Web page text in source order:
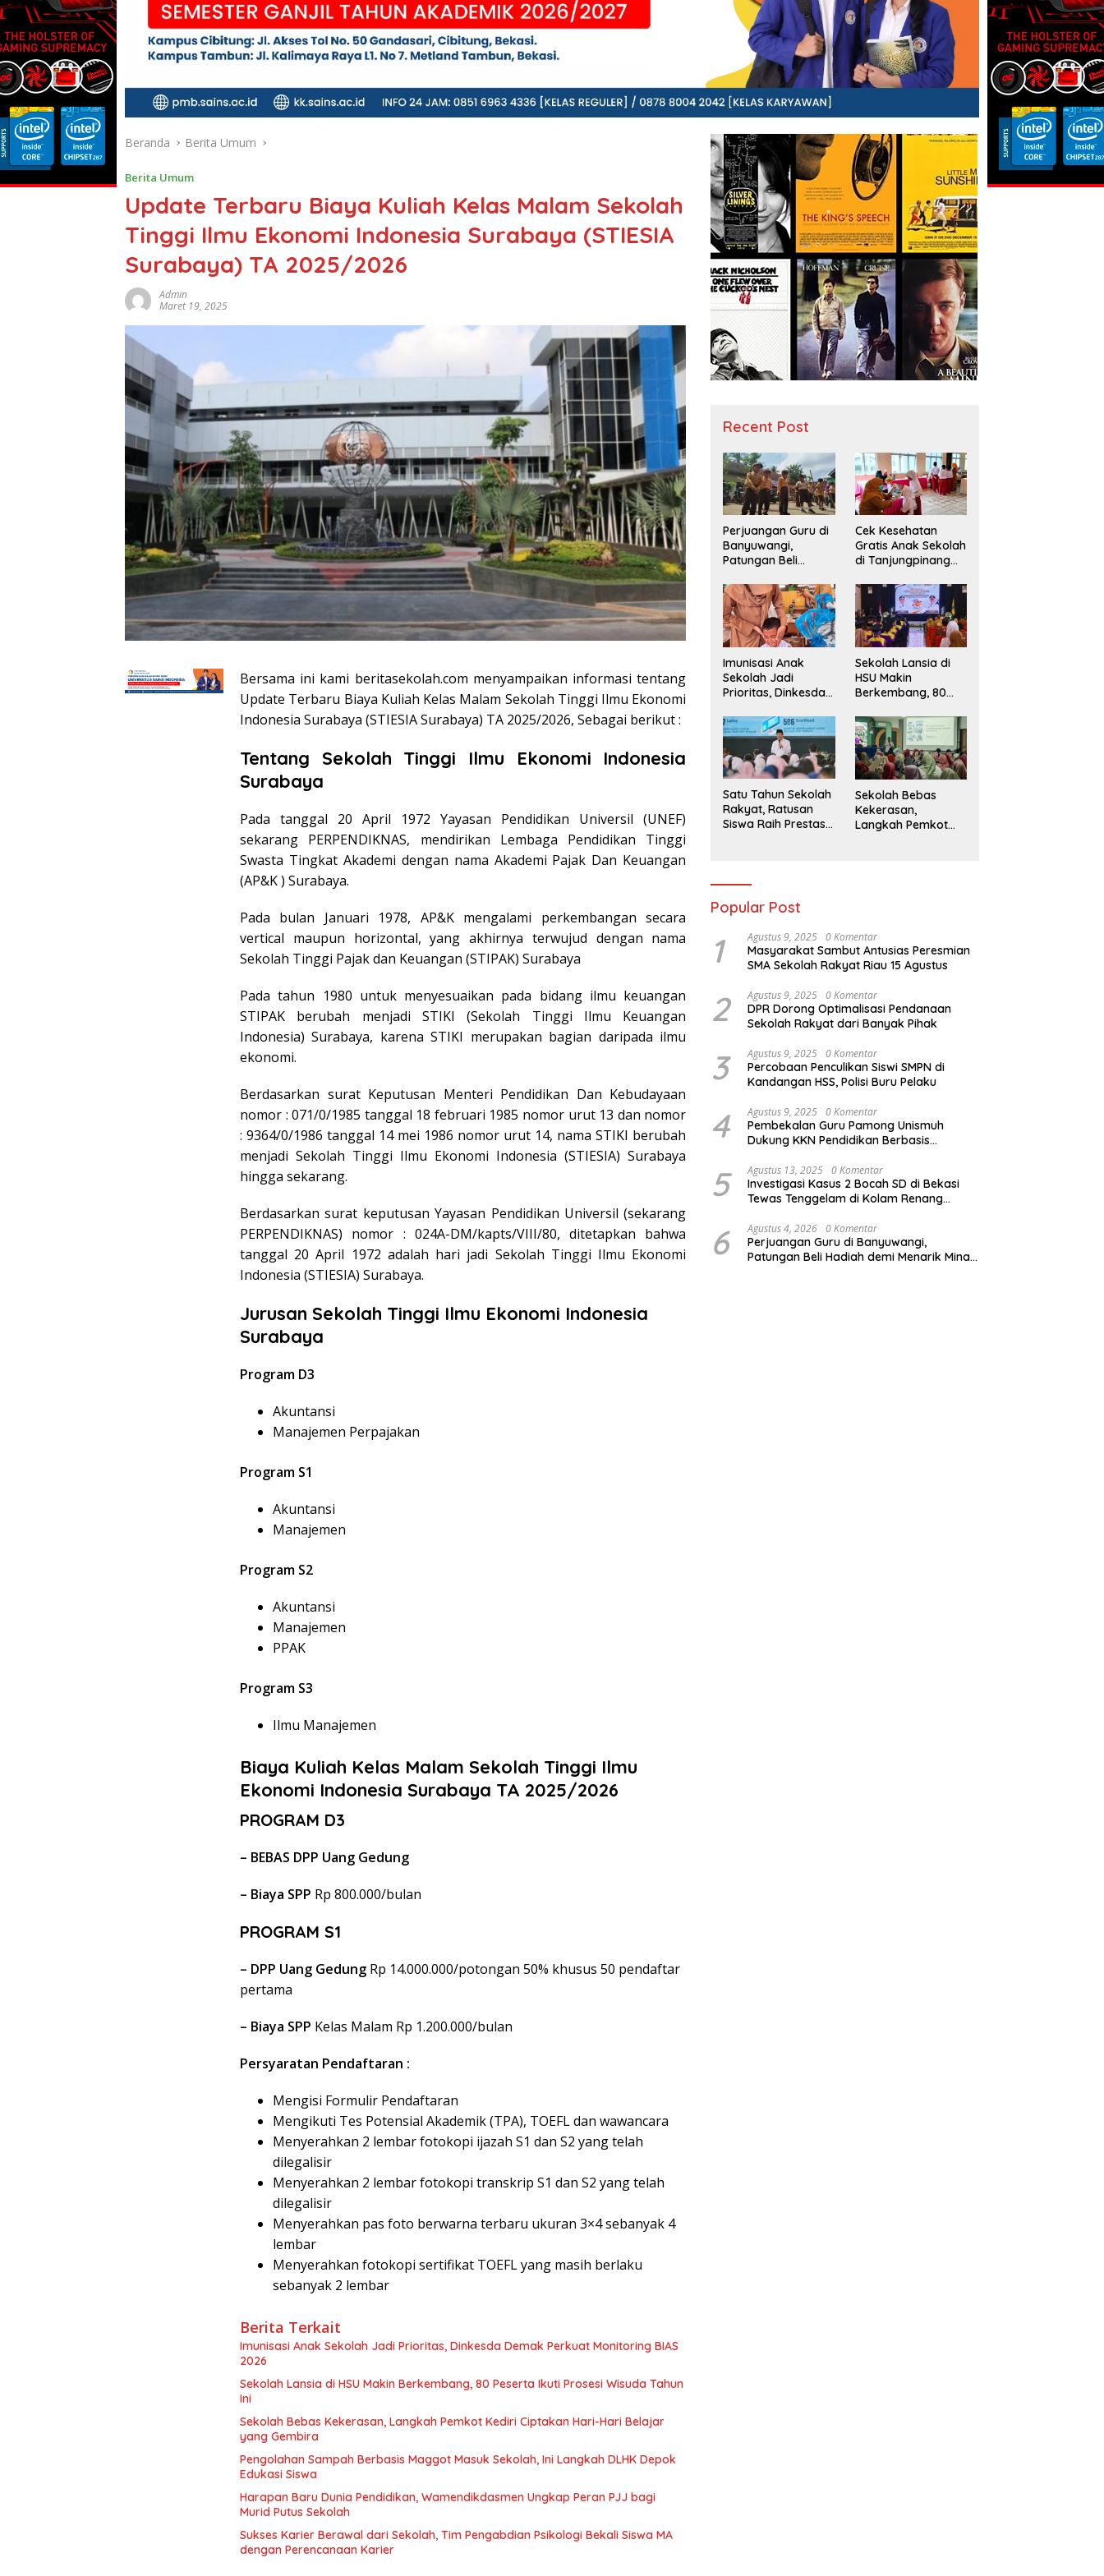
Beranda Berita Umum
Berita Umum
Update Terbaru Biaya Kuliah Kelas Malam Sekolah
Tinggi Ilmu Ekonomi Indonesia Surabaya (STIESIA
Surabaya) TA 2025/2026
Admin
Maret 19, 2025
Bersama ini kami beritasekolah.com menyampaikan informasi tentang
Update Terbaru Biaya Kuliah Kelas Malam Sekolah Tinggi Ilmu Ekonomi
Indonesia Surabaya (STIESIA Surabaya) TA 2025/2026, Sebagai berikut :
Tentang Sekolah Tinggi Ilmu Ekonomi Indonesia
Surabaya
Pada tanggal 20 April 1972 Yayasan Pendidikan Universil (UNEF)
sekarang PERPENDIKNAS, mendirikan Lembaga Pendidikan Tinggi
Swasta Tingkat Akademi dengan nama Akademi Pajak Dan Keuangan
(AP&K ) Surabaya.
Pada bulan Januari 1978, AP&K mengalami perkembangan secara
vertical maupun horizontal, yang akhirnya terwujud dengan nama
Sekolah Tinggi Pajak dan Keuangan (STIPAK) Surabaya
Pada tahun 1980 untuk menyesuaikan pada bidang ilmu keuangan
STIPAK berubah menjadi STIKI (Sekolah Tinggi Ilmu Keuangan
Indonesia) Surabaya, karena STIKI merupakan bagian daripada ilmu
ekonomi.
Berdasarkan surat Keputusan Menteri Pendidikan Dan Kebudayaan
nomor : 071/0/1985 tanggal 18 februari 1985 nomor urut 13 dan nomor
: 9364/0/1986 tanggal 14 mei 1986 nomor urut 14, nama STIKI berubah
menjadi Sekolah Tinggi Ilmu Ekonomi Indonesia (STIESIA) Surabaya
hingga sekarang.
Berdasarkan surat keputusan Yayasan Pendidikan Universil (sekarang
PERPENDIKNAS) nomor : 024A-DM/kapts/VIII/80, ditetapkan bahwa
tanggal 20 April 1972 adalah hari jadi Sekolah Tinggi Ilmu Ekonomi
Indonesia (STIESIA) Surabaya.
Jurusan Sekolah Tinggi Ilmu Ekonomi Indonesia
Surabaya
Program D3
Akuntansi
Manajemen Perpajakan
Program S1
Akuntansi
Manajemen
Program S2
Akuntansi
Manajemen
PPAK
Program S3
Ilmu Manajemen
Biaya Kuliah Kelas Malam Sekolah Tinggi Ilmu
Ekonomi Indonesia Surabaya TA 2025/2026
PROGRAM D3
– BEBAS DPP Uang Gedung
– Biaya SPP Rp 800.000/bulan
PROGRAM S1
– DPP Uang Gedung Rp 14.000.000/potongan 50% khusus 50 pendaftar
pertama
– Biaya SPP Kelas Malam Rp 1.200.000/bulan
Persyaratan Pendaftaran :
Mengisi Formulir Pendaftaran
Mengikuti Tes Potensial Akademik (TPA), TOEFL dan wawancara
Menyerahkan 2 lembar fotokopi ijazah S1 dan S2 yang telah
dilegalisir
Menyerahkan 2 lembar fotokopi transkrip S1 dan S2 yang telah
dilegalisir
Menyerahkan pas foto berwarna terbaru ukuran 3×4 sebanyak 4
lembar
Menyerahkan fotokopi sertifikat TOEFL yang masih berlaku
sebanyak 2 lembar
Berita Terkait
Imunisasi Anak Sekolah Jadi Prioritas, Dinkesda Demak Perkuat Monitoring BIAS
2026
Sekolah Lansia di HSU Makin Berkembang, 80 Peserta Ikuti Prosesi Wisuda Tahun
Ini
Sekolah Bebas Kekerasan, Langkah Pemkot Kediri Ciptakan Hari-Hari Belajar
yang Gembira
Pengolahan Sampah Berbasis Maggot Masuk Sekolah, Ini Langkah DLHK Depok
Edukasi Siswa
Harapan Baru Dunia Pendidikan, Wamendikdasmen Ungkap Peran PJJ bagi
Murid Putus Sekolah
Sukses Karier Berawal dari Sekolah, Tim Pengabdian Psikologi Bekali Siswa MA
dengan Perencanaan Karier
Recent Post
Perjuangan Guru di
Banyuwangi,
Patungan Beli
Menarik Minat Siswa
ke SD Negeri
Cek Kesehatan
Gratis Anak Sekolah
di Tanjungpinang
Siswa
Imunisasi Anak
Sekolah Jadi
Prioritas, Dinkesda
Monitoring BIAS
2026
Sekolah Lansia di
HSU Makin
Berkembang, 80
Wisuda Tahun Ini
Satu Tahun Sekolah
Rakyat, Ratusan
Siswa Raih Prestasi
Sekolah Bebas
Kekerasan,
Langkah Pemkot
Popular Post
1 Agustus 9, 2025 0 Komentar
Masyarakat Sambut Antusias Peresmian
SMA Sekolah Rakyat Riau 15 Agustus
2 Agustus 9, 2025 0 Komentar
DPR Dorong Optimalisasi Pendanaan
Sekolah Rakyat dari Banyak Pihak
3 Agustus 9, 2025 0 Komentar
Percobaan Penculikan Siswi SMPN di
Kandangan HSS, Polisi Buru Pelaku
4 Agustus 9, 2025 0 Komentar
Pembekalan Guru Pamong Unismuh
Dukung KKN Pendidikan Berbasis
5 Agustus 13, 2025 0 Komentar
Investigasi Kasus 2 Bocah SD di Bekasi
Tewas Tenggelam di Kolam Renang
6 Agustus 4, 2026 0 Komentar
Perjuangan Guru di Banyuwangi,
Patungan Beli Hadiah demi Menarik Minat